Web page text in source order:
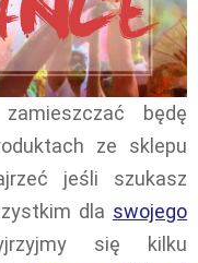
będę
ze sklepu
jeśli szukasz
dla swojego
się kilku